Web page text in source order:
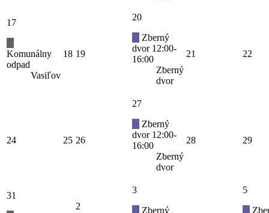
17
Komunálny
odpad
Vasiľov
18 19
20
Zberný
dvor 12:00-
16:00
Zberný
dvor
21 22
24 25 26
27
Zberný
dvor 12:00-
16:00
Zberný
dvor
28 29
31
2
3
Zberný
5